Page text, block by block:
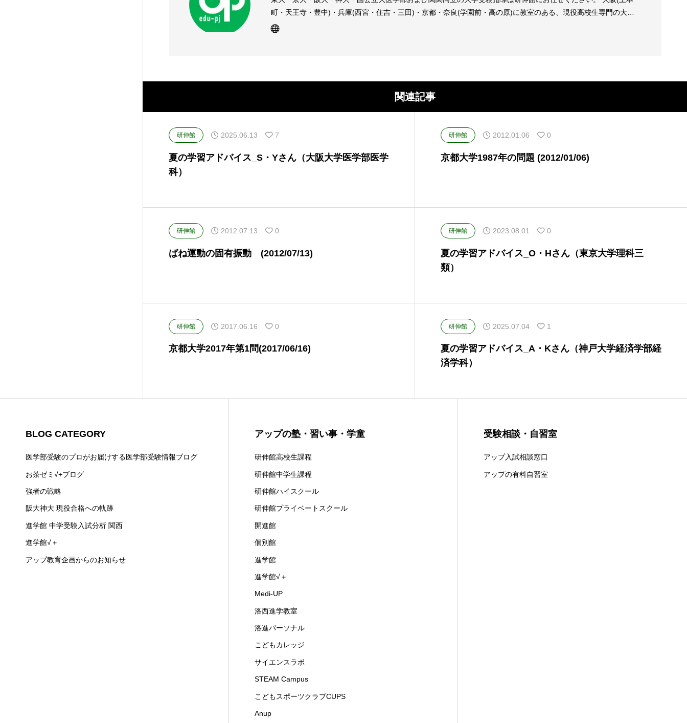
町・天王寺・豊中)・兵庫(西宮・住吉・三田)・京都・奈良(学園前・高の原)に教室のある、現役高校生専門の大学
受験予備校・進学塾です。
関連記事
研伸館 2025.06.13 7
夏の学習アドバイス_S・Yさん（大阪大学医学部医学
科）
研伸館 2012.01.06 0
京都大学1987年の問題 (2012/01/06)
研伸館 2012.07.13 0
ばね運動の固有振動 (2012/07/13)
研伸館 2023.08.01 0
夏の学習アドバイス_O・Hさん（東京大学理科三
類）
研伸館 2017.06.16 0
京都大学2017年第1問(2017/06/16)
研伸館 2025.07.04 1
夏の学習アドバイス_A・Kさん（神戸大学経済学部経
済学科）
BLOG CATEGORY
医学部受験のプロがお届けする医学部受験情報ブログ
お茶ゼミ√+ブログ
強者の戦略
阪大神大 現役合格への軌跡
進学館 中学受験入試分析 関西
進学館√＋
アップ教育企画からのお知らせ
アップの塾・習い事・学童
研伸館高校生課程
研伸館中学生課程
研伸館ハイスクール
研伸館プライベートスクール
開進館
個別館
進学館
進学館√＋
Medi-UP
洛西進学教室
洛進パーソナル
こどもカレッジ
サイエンスラボ
STEAM Campus
こどもスポーツクラブCUPS
Anup
受験相談・自習室
アップ入試相談窓口
アップの有料自習室